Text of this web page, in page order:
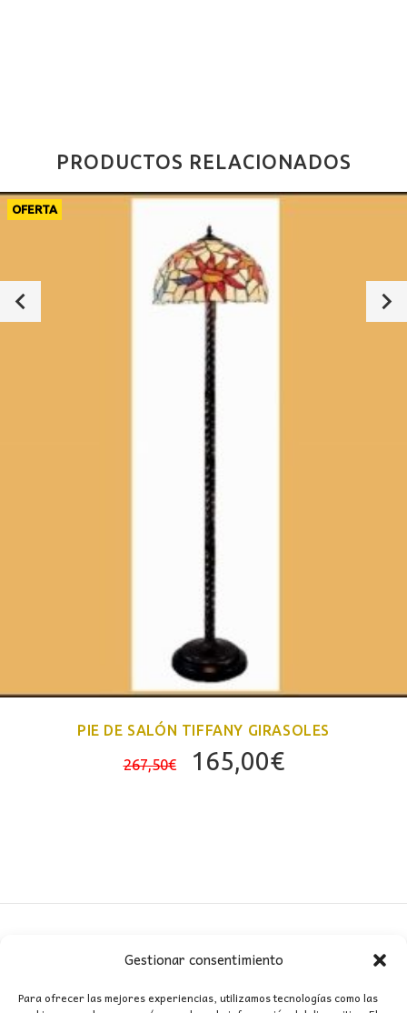
Gestionar consentimiento
Para ofrecer las mejores experiencias, utilizamos tecnologías como las
PRODUCTOS RELACIONADOS
OFERTA
PIE DE SALÓN TIFFANY GIRASOLES
267,50€
El
165,00€El